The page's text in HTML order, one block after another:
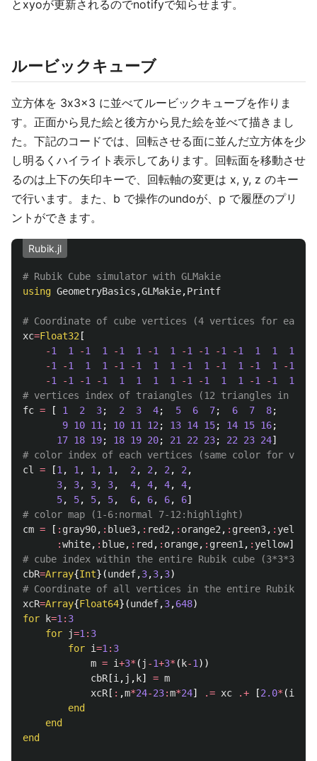
とxyoが更新されるのでnotifyで知らせます。
ルービックキューブ
立方体を 3x3x3 に並べてルービックキューブを作りま
す。正面から見た絵と後方から見た絵を並べて描きまし
た。下記のコードでは、回転させる面に並んだ立方体を少
し明るくハイライト表示してあります。回転面を移動させ
るのは上下の矢印キーで、回転軸の変更は x, y, z のキー
で行います。また、b で操作のundoが、p で履歴のプリ
ントができます。
Rubik.jl
# Rubik Cube simulator with GLMakie
using GeometryBasics ,GLMakie,Printf
# Coordinate of cube vertices (4 vertices for each
xc=Float32 [
-1 1 -1 1 -1 1 -1 1 -1 -1 -1 -1 1 1 1
-1 -1 1 1 -1 -1 1 1 -1 1 -1 1 -1 1 -1
-1 -1 -1 -1 1 1 1 1 -1 -1 1 1 -1 -1 1
# vertices index of traiangles (12 triangles in 1
fc = [ 1 2 3; 2 3 4; 5 6 7; 6 7 8;
9 10 11 ; 10 11 12 ; 13 14 15; 14 15 16;
17 18 19; 18 19 20; 21 22 23; 22 23 24]
# color index of each vertices (same color for
cl
= [1 , 1 , 1 , 1 , 2 , 2 , 2 , 2 ,
3, 3, 3, 3, 4, 4, 4, 4,
5, 5, 5, 5, 6, 6, 6, 6]
# color map (1-6:normal 7-12:highlight)
cm = [ : gray90, : blue3, : red2 , : orange2 , : green3, : yellow2
:white, : blue, : red , : orange, : green1 , : yellow]
# cube index within the entire Rubik cube (3*3*3=27
cbR=Array{Int}(undef,3,3,3)
# Coordinate of all vertices in the entire Rubik
xcR=Array{Float64}(undef,3,648)
for
k=1 : 3
for
j=1 : 3
for i=1 : 3
m = i+3* ( j -1+3* ( k-1 ))
cbR [i , j , k] = m
xcR [ : ,m*24-23:m*24] .= xc .+ [2.0* (i
end
end
end